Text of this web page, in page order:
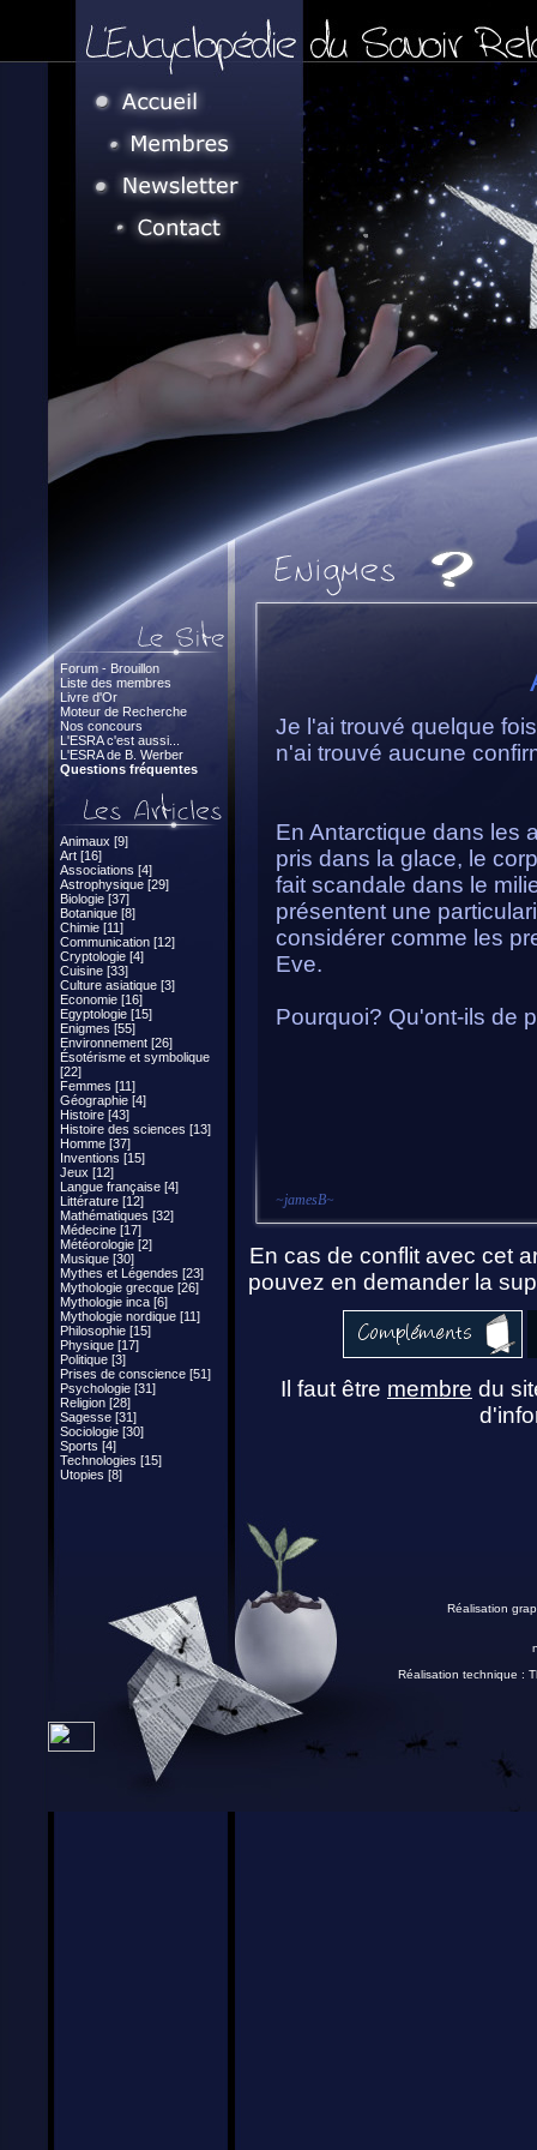
Forum - Brouillon
Liste des membres
Livre d'Or
Moteur de Recherche
Nos concours
L'ESRA c'est aussi...
L'ESRA de B. Werber
Questions fréquentes
Animaux [9]
Art [16]
Associations [4]
Astrophysique [29]
Biologie [37]
Botanique [8]
Chimie [11]
Communication [12]
Cryptologie [4]
Cuisine [33]
Culture asiatique [3]
Economie [16]
Egyptologie [15]
Enigmes [55]
Environnement [26]
Ésotérisme et symbolique
[22]
Femmes [11]
Géographie [4]
Histoire [43]
Histoire des sciences [13]
Homme [37]
Inventions [15]
Jeux [12]
Langue française [4]
Littérature [12]
Mathématiques [32]
Médecine [17]
Météorologie [2]
Musique [30]
Mythes et Légendes [23]
Mythologie grecque [26]
Mythologie inca [6]
Mythologie nordique [11]
Philosophie [15]
Physique [17]
Politique [3]
Prises de conscience [51]
Psychologie [31]
Religion [28]
Sagesse [31]
Sociologie [30]
Sports [4]
Technologies [15]
Utopies [8]
Je l'ai trouvé quelque
n'ai trouvé aucune
En Antarctique dans les
pris dans la glace, le
fait scandale dans le
présentent une
considérer comme les
Eve.
Pourquoi? Qu'ont-ils de
~jamesB~
En cas de conflit avec cet
pouvez en demander la
Il faut être membre du
Réalisation
Réalisation technique :